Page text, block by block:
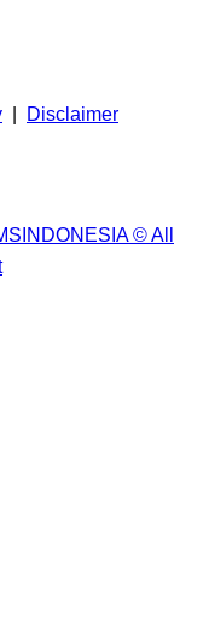
Disclaimer
© All